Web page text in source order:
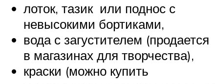
лоток, тазик или поднос с
невысокими бортиками,
вода с загустителем (продается
в магазинах для творчества),
краски (можно купить